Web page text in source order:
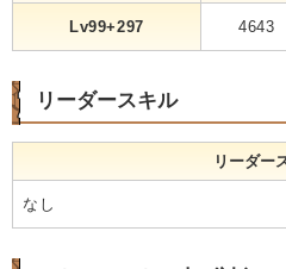
Lv99+297 4643
リーダースキル
リーダー
なし